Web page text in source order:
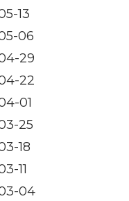
13
06
29
22
01
25
18
11
04